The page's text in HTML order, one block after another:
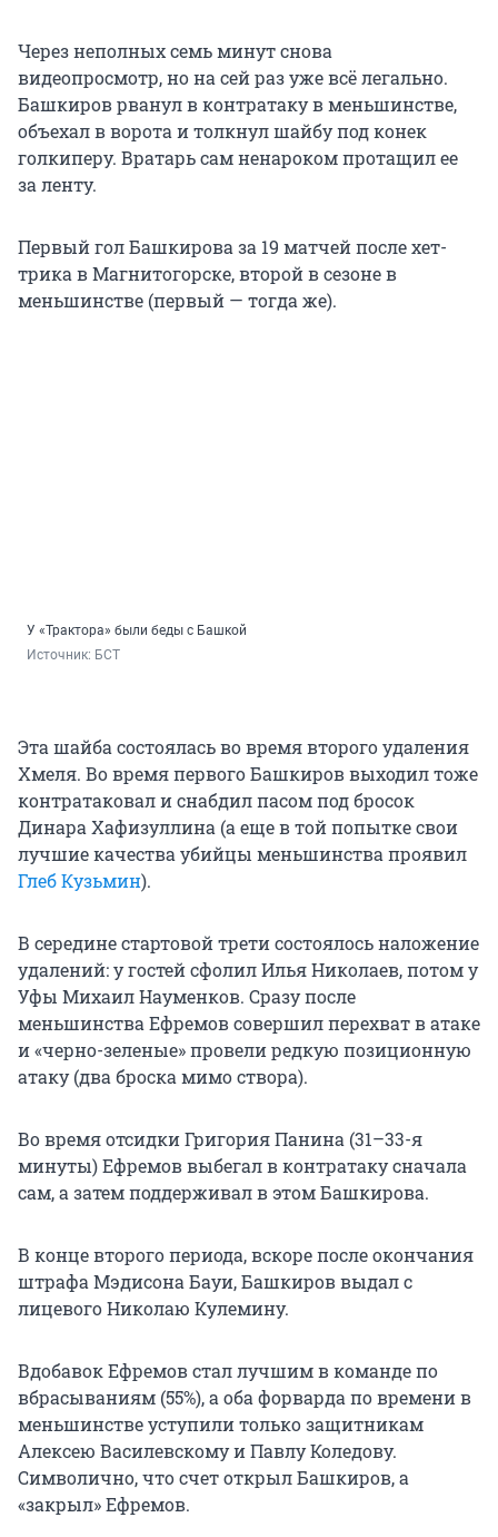
Через неполных семь минут снова
видеопросмотр, но на сей раз уже всё легально.
Башкиров рванул в контратаку в меньшинстве,
объехал в ворота и толкнул шайбу под конек
голкиперу. Вратарь сам ненароком протащил ее
за ленту.
Первый гол Башкирова за 19 матчей после хет-
трика в Магнитогорске, второй в сезоне в
меньшинстве (первый — тогда же).
У «Трактора» были беды с Башкой
Источник: БСТ
Эта шайба состоялась во время второго удаления
Хмеля. Во время первого Башкиров выходил тоже
контратаковал и снабдил пасом под бросок
Динара Хафизуллина (а еще в той попытке свои
лучшие качества убийцы меньшинства проявил
Глеб Кузьмин).
В середине стартовой трети состоялось наложение
удалений: у гостей сфолил Илья Николаев, потом у
Уфы Михаил Науменков. Сразу после
меньшинства Ефремов совершил перехват в атаке
и «черно-зеленые» провели редкую позиционную
атаку (два броска мимо створа).
Во время отсидки Григория Панина (31–33-я
минуты) Ефремов выбегал в контратаку сначала
сам, а затем поддерживал в этом Башкирова.
В конце второго периода, вскоре после окончания
штрафа Мэдисона Бауи, Башкиров выдал с
лицевого Николаю Кулемину.
Вдобавок Ефремов стал лучшим в команде по
вбрасываниям (55%), а оба форварда по времени в
меньшинстве уступили только защитникам
Алексею Василевскому и Павлу Коледову.
Символично, что счет открыл Башкиров, а
«закрыл» Ефремов.